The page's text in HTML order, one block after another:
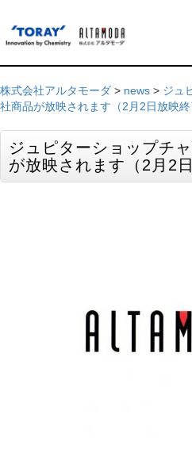
株式会社アルタモーダ > news > ジュ
社商品が放映されます（2月2日放映終
ジュピターショップチ
が放映されます（2月2